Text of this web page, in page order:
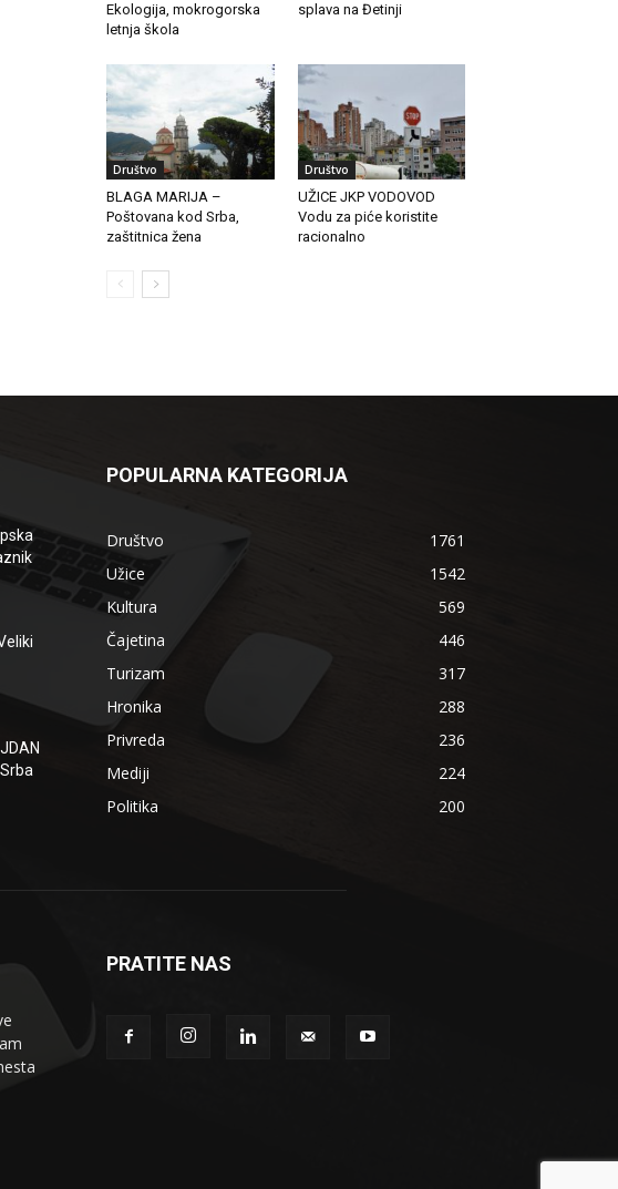
Ekologija, mokrogorska
letnja škola
splava na Đetinji
Društvo
BLAGA MARIJA –
Poštovana kod Srba,
zaštitnica žena
Društvo
UŽICE JKP VODOVOD
Vodu za piće koristite
racionalno
POPULARNA KATEGORIJA
Društvo
1761
Užice
1542
Kultura
569
Čajetina
446
Turizam
317
Hronika
288
Privreda
236
Mediji
224
Politika
200
PRATITE NAS